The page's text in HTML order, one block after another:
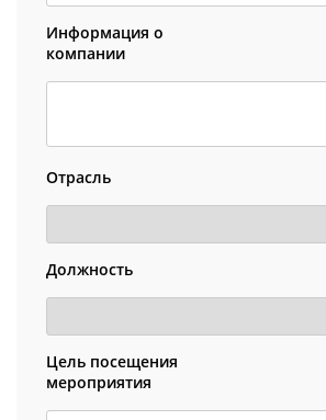
Информация о
компании
Отрасль
Должность
Цель посещения
мероприятия